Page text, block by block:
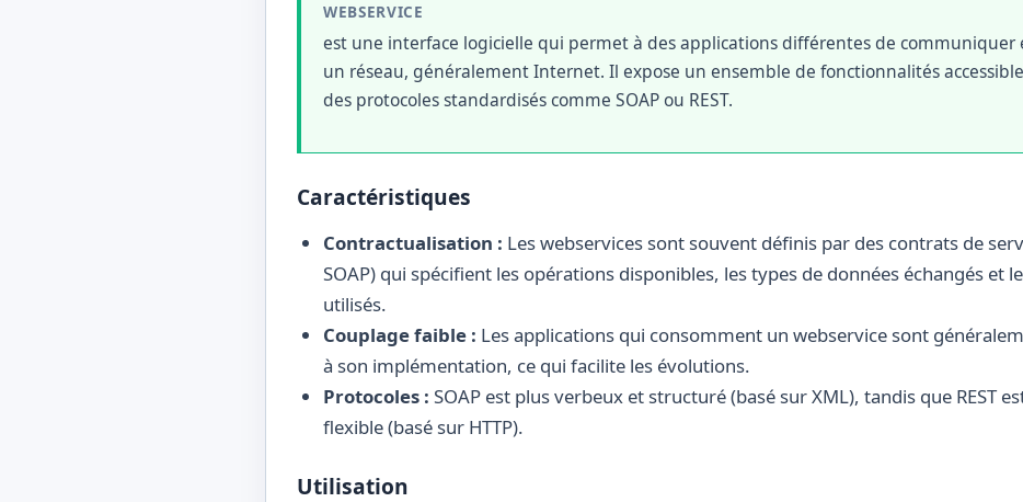
WEBSERVICE
est une interface logicielle qui permet à des applications différentes de communiquer
un réseau, généralement Internet. Il expose un ensemble de fonctionnalités
des protocoles standardisés comme SOAP ou REST.
Caractéristiques
Contractualisation : Les webservices sont souvent définis par des contrats de
SOAP) qui spécifient les opérations disponibles, les types de données échangés et
utilisés.
Couplage faible : Les applications qui consomment un webservice sont
à son implémentation, ce qui facilite les évolutions.
Protocoles : SOAP est plus verbeux et structuré (basé sur XML), tandis que REST
flexible (basé sur HTTP).
Utilisation